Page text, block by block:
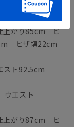
ウエスト
上がり85cm ヒ
ヒザ幅22cm
ト92.5cm
エスト
上がり87cm ヒ